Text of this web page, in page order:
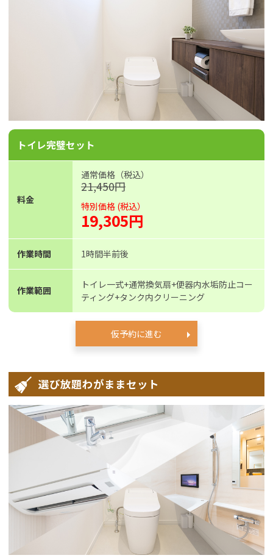
トイレ完璧セット
料金
通常価格（税込）
21,450円
特別価格 (税込）
19,305円
作業時間 1時間半前後
作業範囲
トイレ一式+通常換気扇+便器内水垢防止コー
ティング+タンク内クリーニング
仮予約に進む
選び放題わがままセット